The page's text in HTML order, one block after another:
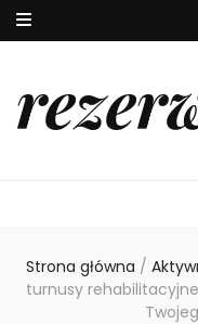
Strona główna /
turnusy